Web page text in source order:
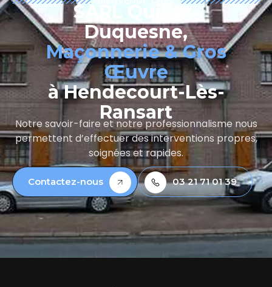
SARL Quillet-
Duquesne,
Maçonnerie & Gros
Œuvre
à Hendecourt-Lès-
Ransart
Notre savoir-faire et notre professionnalisme nous
permettent d’effectuer des interventions propres,
soignées et rapides.
Contactez-nous 03 21 71 01 39